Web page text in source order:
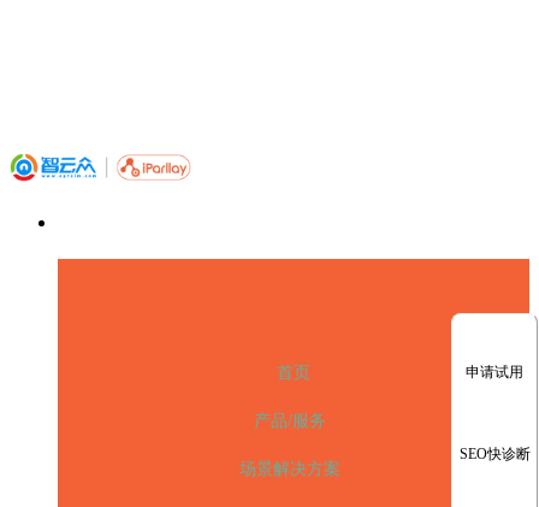
首页
产品/服务
场景解决方案
申请试用
SEO快诊断